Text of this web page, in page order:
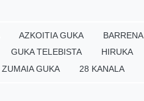
AZKOITIA GUKA
BARRENA
GUKA TELEBISTA
HIRUKA
ZUMAIA GUKA 28 KANALA